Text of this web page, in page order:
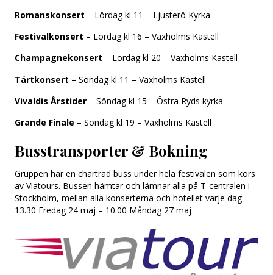
Romanskonsert – Lördag kl 11 – Ljusterö Kyrka
Festivalkonsert – Lördag kl 16 – Vaxholms Kastell
Champagnekonsert – Lördag kl 20 – Vaxholms Kastell
Tårtkonsert – Söndag kl 11 – Vaxholms Kastell
Vivaldis Årstider – Söndag kl 15 – Östra Ryds kyrka
Grande Finale – Söndag kl 19 – Vaxholms Kastell
Busstransporter & Bokning
Gruppen har en chartrad buss under hela festivalen som körs
av Viatours. Bussen hämtar och lämnar alla på T-centralen i
Stockholm, mellan alla konserterna och hotellet varje dag
13.30 Fredag 24 maj – 10.00 Måndag 27 maj